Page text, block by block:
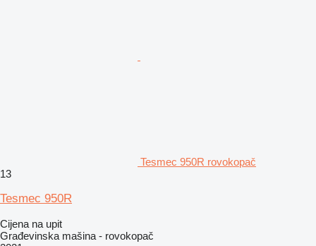
Tesmec 950R rovokopač
13
Tesmec 950R
Cijena na upit
Građevinska mašina - rovokopač